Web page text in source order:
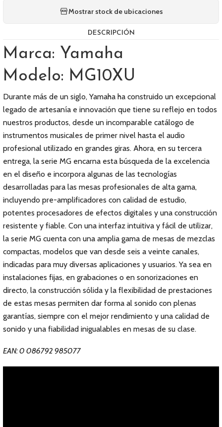
Mostrar stock de ubicaciones
DESCRIPCIÓN
Marca: Yamaha
Modelo: MG10XU
Durante más de un siglo, Yamaha ha construido un excepcional
legado de artesanía e innovación que tiene su reflejo en todos
nuestros productos, desde un incomparable catálogo de
instrumentos musicales de primer nivel hasta el audio
profesional utilizado en grandes giras. Ahora, en su tercera
entrega, la serie MG encarna esta búsqueda de la excelencia
en el diseño e incorpora algunas de las tecnologías
desarrolladas para las mesas profesionales de alta gama,
incluyendo pre-amplificadores con calidad de estudio,
potentes procesadores de efectos digitales y una construcción
resistente y fiable. Con una interfaz intuitiva y fácil de utilizar,
la serie MG cuenta con una amplia gama de mesas de mezclas
compactas, modelos que van desde seis a veinte canales,
indicadas para muy diversas aplicaciones y usuarios. Ya sea en
instalaciones fijas, en grabaciones o en sonorizaciones en
directo, la construcción sólida y la flexibilidad de prestaciones
de estas mesas permiten dar forma al sonido con plenas
garantías, siempre con el mejor rendimiento y una calidad de
sonido y una fiabilidad inigualables en mesas de su clase.
EAN: 0 086792 985077